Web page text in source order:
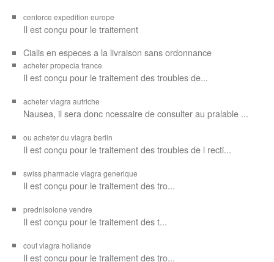
cenforce expedition europe
Il estconçu pour le traitement
Cialis en especes a la livraison sans ordonnance
acheter propecia france
Il est conçu pour le traitement des troubles de...
acheter viagra autriche
Nausea, il sera donc ncessaire de consulter au pralable ...
ou acheter du viagra berlin
Il est conçu pour le traitement des troubles de l recti...
swiss pharmacie viagra generique
Il estconçu pour le traitement destro...
prednisolone vendre
Il est conçu pour le traitement des t...
cout viagra hollande
Il est conçu pour le traitement des tro...